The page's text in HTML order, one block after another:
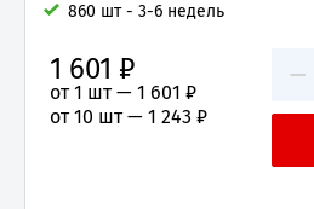
860 шт - 3-6 недель
−
1 601 ₽
от 1 шт — 1 601 ₽
от 10 шт — 1 243 ₽